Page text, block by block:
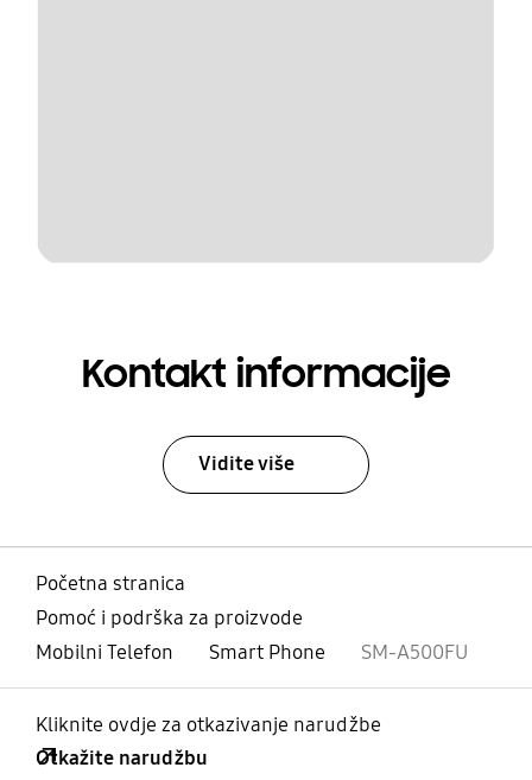
Kontakt informacije
Vidite više
Početna stranica
Pomoć i podrška za proizvode
Mobilni Telefon
Smart Phone SM-A500FU
Kliknite ovdje za otkazivanje narudžbe
Otkažite narudžbu